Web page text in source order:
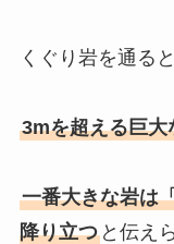
くぐり岩を通る
3mを超える巨大
一番大きな岩は
降り立つと伝え